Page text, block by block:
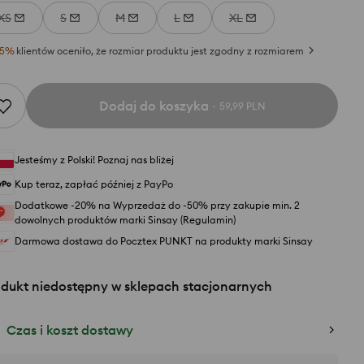
S M L XL
% klientów oceniło, że rozmiar produktu jest zgodny z rozmiarem
Dodaj do koszyka 59,99 PLN
Jesteśmy z Polski! Poznaj nas bliżej
Kup teraz, zapłać później z PayPo
Dodatkowe -20% na Wyprzedaż do -50% przy zakupie min. 2
dowolnych produktów marki Sinsay (Regulamin)
Darmowa dostawa do Pocztex PUNKT na produkty marki Sinsay
niedostępny w sklepach stacjonarnych
Czas i koszt dostawy